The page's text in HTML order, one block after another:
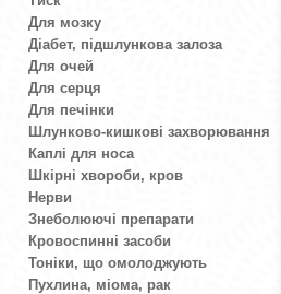
Для мозку
Діабет, підшлункова залоза
Для очей
Для серця
Для печінки
Шлунково-кишкові захворювання
Каплі для носа
Шкірні хвороби, кров
Нерви
Знеболюючі препарати
Кровоспинні засоби
Тоніки, що омолоджують
Пухлина, міома, рак